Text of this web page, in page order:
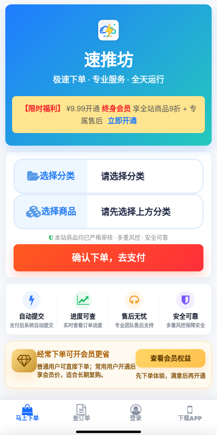
速推坊
极速下单 · 专业服务 · 全天运行
【限时福利】 ¥9.99开通 终身会员 享全站商品9折 + 专
属售后 立即开通
选择分类
选择商品
本站商品均已严格审核 · 多重风控 · 安全可靠
自动提交
支付后系统自动提交
进度可查
实时查看订单进度
售后无忧
专业团队售后支持
安全可靠
多重风控保障安全
经常下单可开会员更省
普通用户可直接下单；常用用户开通后
享会员价，适合长期复购。
查看会员权益
先下单体验，满意后再开通
马上下单 查订单 登录 下载APP